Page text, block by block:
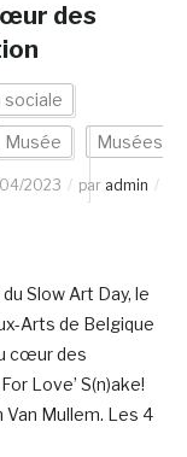
des
sociale
Musée Musées
2023 par admin
Slow Art Day, le
Arts de Belgique
cœur des
Love’ S(n)ake!
Mullem. Les 4